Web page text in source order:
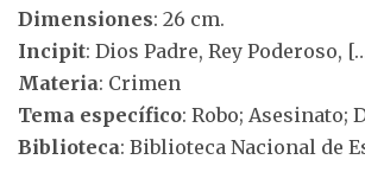
Dimensiones: 26 cm.
Incipit: Dios Padre, Rey Poderoso,
Materia: Crimen
Tema específico: Robo; Asesinato;
Biblioteca: Biblioteca Nacional de